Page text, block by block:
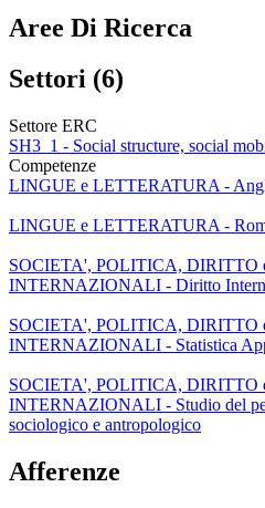
Aree Di Ricerca
Settori (6)
Settore ERC
SH3_1 - Social structure, social
Competenze
LINGUE e LETTERATURA -
LINGUE e LETTERATURA -
SOCIETA', POLITICA, DIRITTO
INTERNAZIONALI - Diritto
SOCIETA', POLITICA, DIRITTO
INTERNAZIONALI - Statistica
SOCIETA', POLITICA, DIRITTO
INTERNAZIONALI - Studio del
sociologico e antropologico
Afferenze